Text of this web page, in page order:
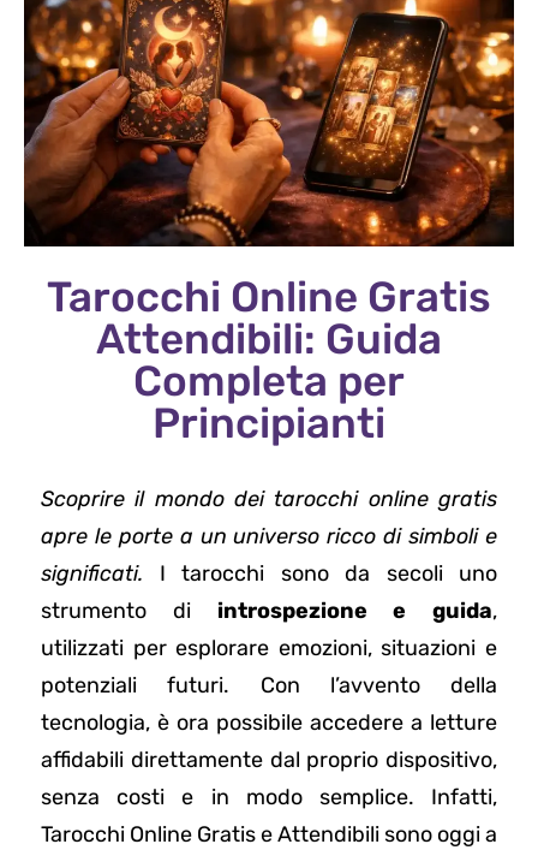
Tarocchi Online Gratis
Attendibili: Guida
Completa per
Principianti
Scoprire il mondo dei tarocchi online gratis
apre le porte a un universo ricco di simboli e
significati. I tarocchi sono da secoli uno
strumento di introspezione e guida,
utilizzati per esplorare emozioni, situazioni e
potenziali futuri. Con l’avvento della
tecnologia, è ora possibile accedere a letture
affidabili direttamente dal proprio dispositivo,
senza costi e in modo semplice. Infatti,
Tarocchi Online Gratis e Attendibili sono oggi a